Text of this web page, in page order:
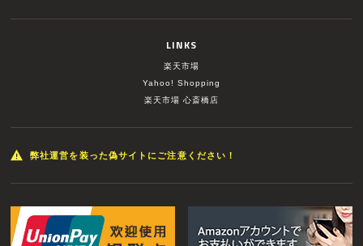
LINKS
楽天市場
Yahoo! Shopping
楽天市場 心斎橋店
弊社運営を装った偽サイトにご注意ください！